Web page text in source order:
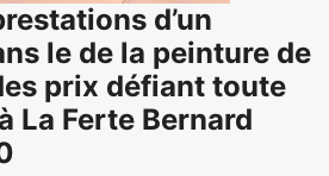
d’un
le de la peinture de
prix défiant toute
La Ferte Bernard